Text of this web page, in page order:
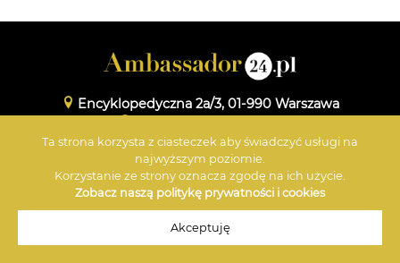
Encyklopedyczna 2a/3, 01-990 Warszawa
+48 601 359 696
Ta strona korzysta z ciasteczek aby świadczyć usługi na
najwyższym poziomie.
Korzystanie ze strony oznacza zgodę na ich użycie.
Zobacz naszą politykę prywatności i cookies
Akceptuję